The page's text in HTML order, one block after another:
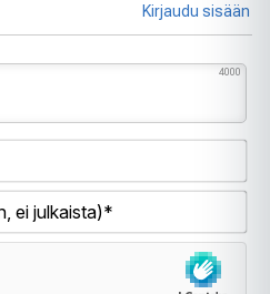
Kirjaudu sisään
4000
ei